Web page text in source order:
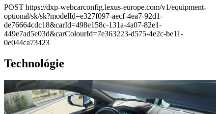
POST https://dxp-webcarconfig.lexus-europe.com/v1/equipment-
optional/sk/sk?modelId=e327f097-aecf-4ea7-92d1-
de76664cdc18&carId=498e158c-131a-4a07-82e1-
449e7ad5e03d&carColourId=7e363223-d575-4e2c-be11-
0e044ca73423
Technológie